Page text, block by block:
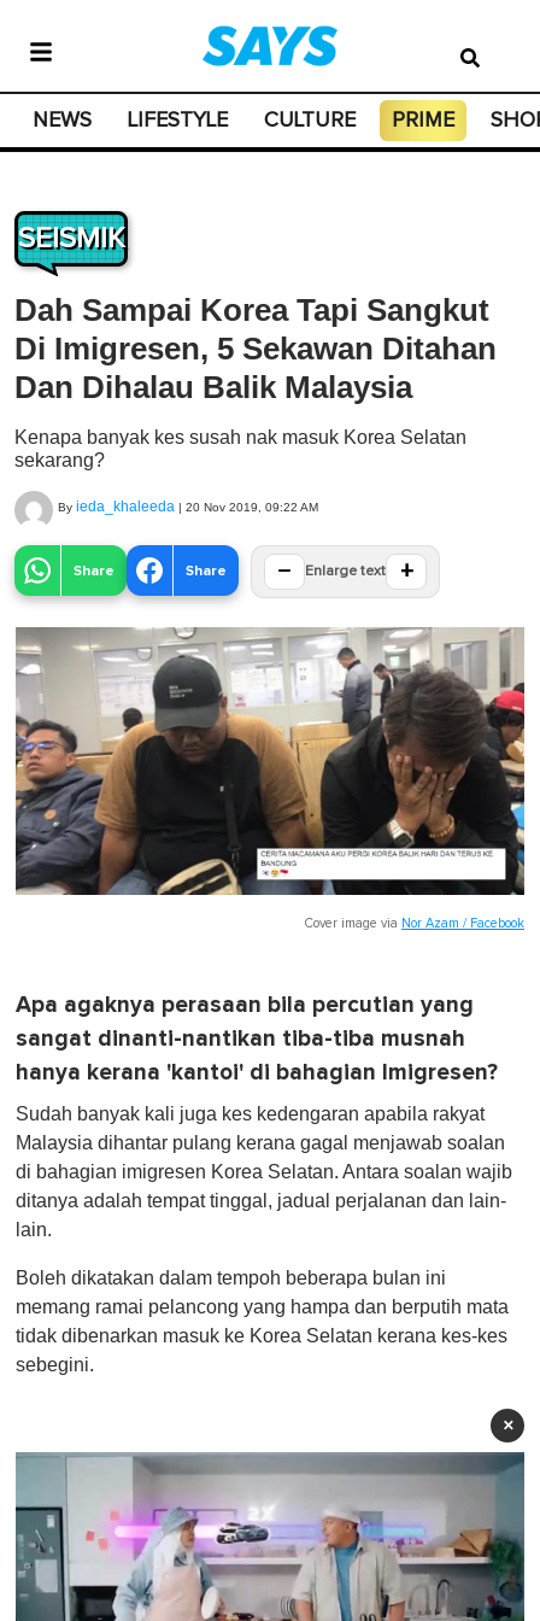
NEWS LIFESTYLE CULTURE PRIME
SEISMIK
Dah Sampai Korea Tapi Sangkut
Di Imigresen, 5 Sekawan Ditahan
Dan Dihalau Balik Malaysia
Kenapa banyak kes susah nak masuk Korea Selatan
sekarang?
By ieda_khaleeda | 20 Nov 2019, 09:22 AM
Share Share − Enlarge text +
Cover image via Nor Azam / Facebook
Apa agaknya perasaan bila percutian yang
sangat dinanti-nantikan tiba-tiba musnah
hanya kerana 'kantoi' di bahagian Imigresen?
Sudah banyak kali juga kes kedengaran apabila rakyat
Malaysia dihantar pulang kerana gagal menjawab soalan
di bahagian imigresen Korea Selatan. Antara soalan wajib
ditanya adalah tempat tinggal, jadual perjalanan dan lain-
lain.
Boleh dikatakan dalam tempoh beberapa bulan ini
memang ramai pelancong yang hampa dan berputih mata
tidak dibenarkan masuk ke Korea Selatan kerana kes-kes
sebegini.
×